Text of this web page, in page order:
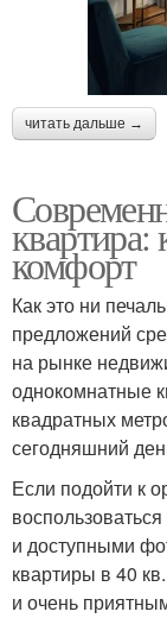
читать дальше →
квартира:
комфорт
Как это ни
предложений
на рынке
однокомнатные
квадратных
сегодняшний
Если подойти к
и доступными
квартиры в 40
и очень